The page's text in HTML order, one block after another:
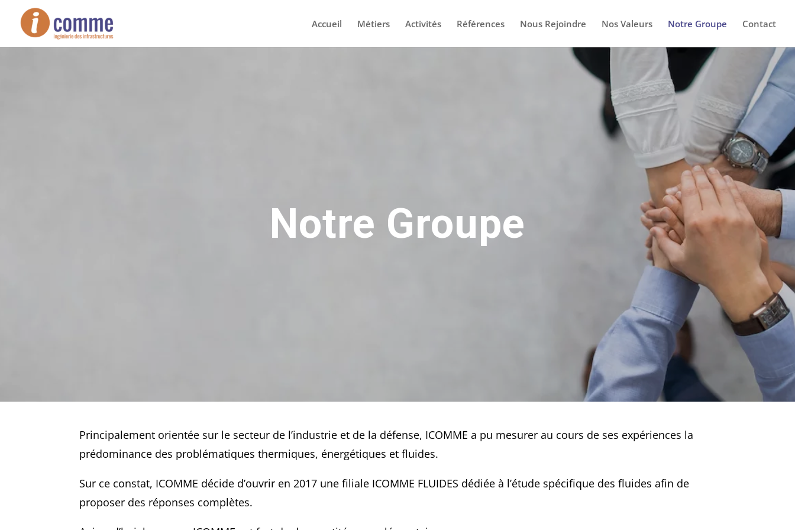
Accueil Métiers Activités Références Nous Rejoindre Nos Valeurs Notre Groupe Contact
Notre Groupe
Principalement orientée sur le secteur de l’industrie et de la défense, ICOMME a pu mesurer au cours de ses expériences la
prédominance des problématiques thermiques, énergétiques et fluides.
Sur ce constat, ICOMME décide d’ouvrir en 2017 une filiale ICOMME FLUIDES dédiée à l’étude spécifique des fluides afin de
proposer des réponses complètes.